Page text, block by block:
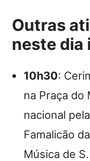
Outras
neste dia
10h30:
na Praça do
nacional
Famalicão
Música de